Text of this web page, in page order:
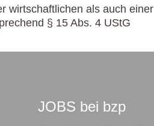
wirtschaftlichen als auch einer
§ 15 Abs. 4 UStG
JOBS bei bzp